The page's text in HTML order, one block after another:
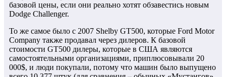
базовой цены, если они реально хотят обзавестись новым
Dodge Challenger.
То же самое было с 2007 Shelby GT500, которые Ford Motor
Company также продавал через дилеров. К базовой
стоимости GT500 дилеры, которые в США являются
самостоятельными организациями, приплюсовывали 20
000$, и люди покупали, потому что машин было выпущено